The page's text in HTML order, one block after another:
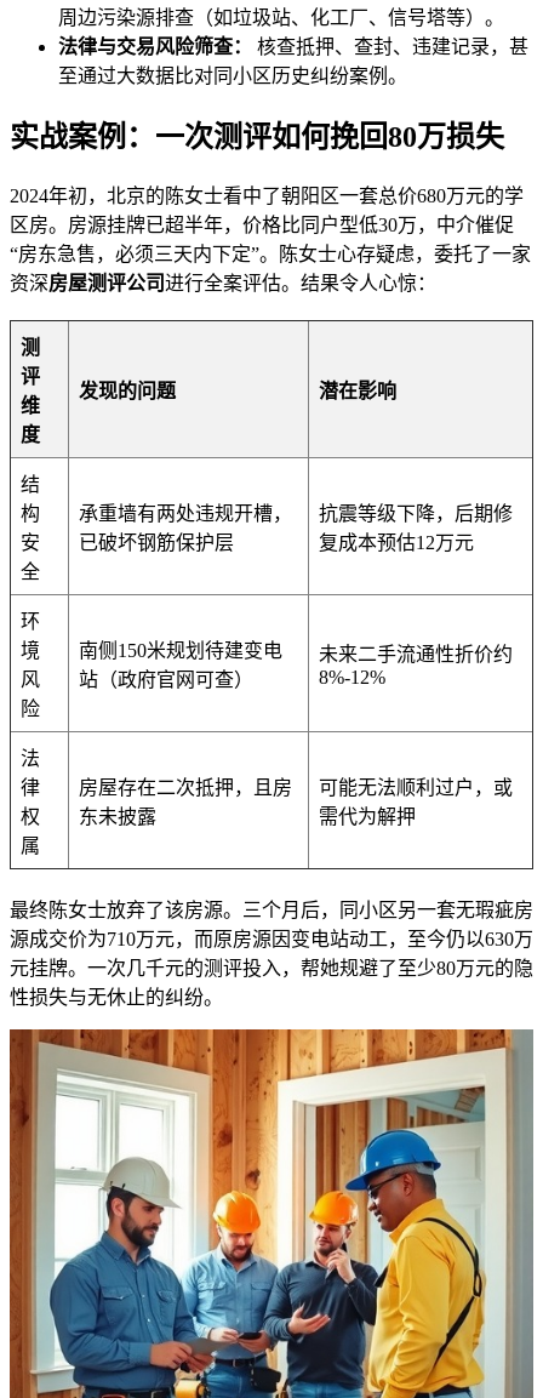
周边污染源排查（如垃圾站、化工厂、信号塔等）。
法律与交易风险筛查：
核查抵押、查封、违建记录，甚
至通过大数据比对同小区历史纠纷案例。
实战案例：一次测评如何挽回80万损失
2024年初，北京的陈女士看中了朝阳区一套总价680万元的学
区房。房源挂牌已超半年，价格比同户型低30万，中介催促
“房东急售，必须三天内下定”。陈女士心存疑虑，委托了一家
资深房屋测评公司进行全案评估。结果令人心惊：
测
评
维
度
发现的问题 潜在影响
结
构
安
全
承重墙有两处违规开槽，
已破坏钢筋保护层
抗震等级下降，后期修
复成本预估12万元
环
境
风
险
南侧150米规划待建变电
站（政府官网可查）
未来二手流通性折价约
8%-12%
法
律
权
属
房屋存在二次抵押，且房
东未披露
可能无法顺利过户，或
需代为解押
最终陈女士放弃了该房源。三个月后，同小区另一套无瑕疵房
源成交价为710万元，而原房源因变电站动工，至今仍以630万
元挂牌。一次几千元的测评投入，帮她规避了至少80万元的隐
性损失与无休止的纠纷。